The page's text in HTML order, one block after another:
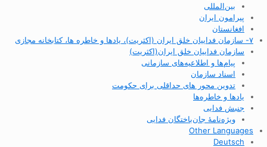
بین‌المللی
پیرامون ایران
افغانستان
۷- سازمان فداییان خلق ایران (اکثریت)، یادها و خاطره ها، کتابخانه مجازی
سازمان فداییان خلق ایران(اکثریت)
پیام‌ها و اطلاعیه‌های سازمانی
اسناد سازمان
تدوین محور های حداقلی برای حکومت
یادها و خاطره‌ها
جنبش فدایی
ویژه‌نامهٔ جان‌باختگان فدایی
Other Languages
Deutsch